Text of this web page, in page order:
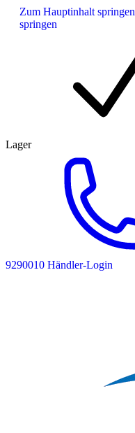
Zum Hauptinhalt springen
springen
Lager
9290010 Händler-Login